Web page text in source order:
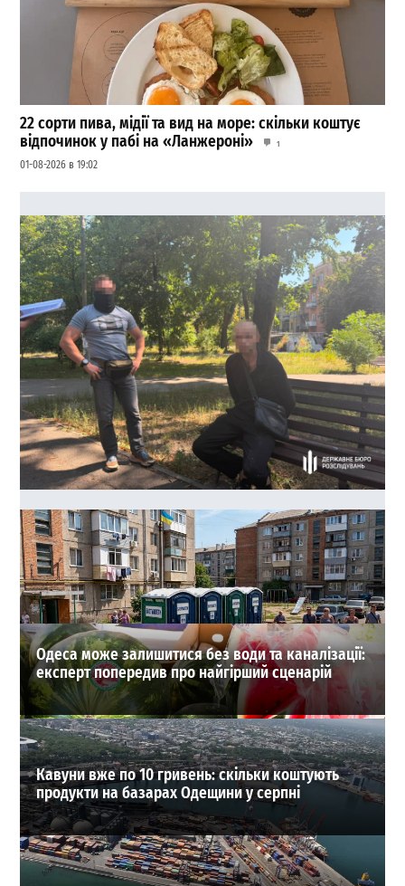
22 сорти пива, мідії та вид на море: скільки коштує
відпочинок у пабі на «Ланжероні»
1
01-08-2026 в 19:02
40 тисяч доларів за життя судді: в Одесі зірвали
замовне вбивство
0
03-08-2026 в 22:17
ВИБІР РЕДАКЦІЇ
Одеса може залишитися без води та каналізації:
експерт попередив про найгірший сценарій
Кавуни вже по 10 гривень: скільки коштують
продукти на базарах Одещини у серпні